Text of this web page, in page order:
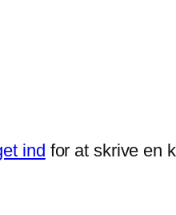
ind for at skrive en